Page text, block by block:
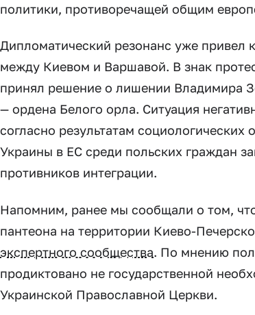
политики, противоречащей общим
Дипломатический резонанс уже
между Киевом и Варшавой. В знак
принял решение о лишении Владимира
— ордена Белого орла. Ситуация
согласно результатам
Украины в ЕС среди польских граждан
противников интеграции.
Напомним, ранее мы сообщали о том,
пантеона на территории Киево-
экспертного сообщества. По мнению
продиктовано не государственной
Украинской Православной Церкви.